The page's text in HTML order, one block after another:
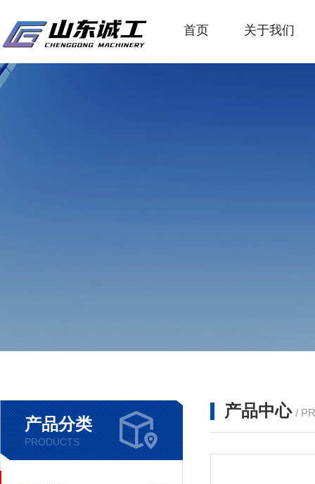
首页 关于我们
产品分类
PRODUCTS
产品中心 /